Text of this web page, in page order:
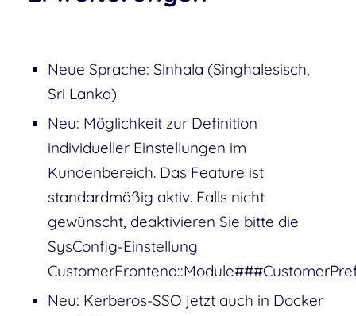
Neue Sprache: Sinhala (Singhalesisch,
Sri Lanka)
Neu: Möglichkeit zur Definition
individueller Einstellungen im
Kundenbereich. Das Feature ist
standardmäßig aktiv. Falls nicht
gewünscht, deaktivieren Sie bitte die
SysConfig-Einstellung
Neu: Kerberos-SSO jetzt auch in Docker